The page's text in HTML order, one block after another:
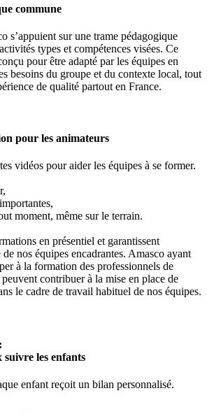
commune
s’appuient sur une trame pédagogique
types et compétences visées. Ce
pour être adapté par les équipes en
besoins du groupe et du contexte local, tout
de qualité partout en France.
pour les animateurs
vidéos pour aider les équipes à se former.
moment, même sur le terrain.
en présentiel et garantissent
nos équipes encadrantes. Amasco ayant
à la formation des professionnels de
contribuer à la mise en place de
le cadre de travail habituel de nos équipes.
les enfants
enfant reçoit un bilan personnalisé.